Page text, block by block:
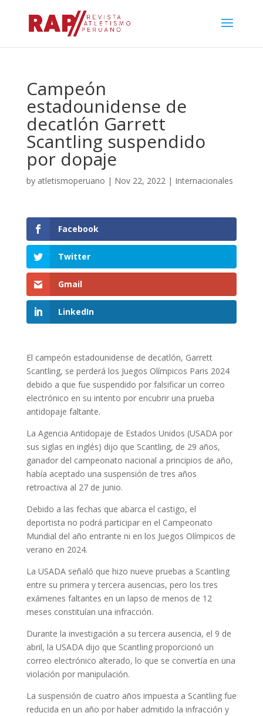
Campeón
estadounidense de
decatlón Garrett
Scantling suspendido
por dopaje
by atletismoperuano | Nov 22, 2022| Internacionales
Facebook
Twitter
Gmail
LinkedIn
El campeón estadounidense de decatlón, Garrett
Scantling, se perderá los Juegos Olímpicos Paris 2024
debido a que fue suspendido por falsificar un correo
electrónico en su intento por encubrir una prueba
antidopaje faltante.
La Agencia Antidopaje de Estados Unidos (USADA por
sus siglas en inglés) dijo que Scantling, de 29 años,
ganador del campeonato nacional a principios de año,
había aceptado una suspensión de tres años
retroactiva al 27 de junio.
Debido a las fechas que abarca el castigo, el
deportista no podrá participar en el Campeonato
Mundial del año entrante ni en los Juegos Olímpicos de
verano en 2024.
La USADA señaló que hizo nueve pruebas a Scantling
entre su primera y tercera ausencias, pero los tres
exámenes faltantes en un lapso de menos de 12
meses constituían una infracción.
Durante la investigación a su tercera ausencia, el 9 de
abril, la USADA dijo que Scantling proporcionó un
correo electrónico alterado, lo que se convertía en una
violación por manipulación.
La suspensión de cuatro años impuesta a Scantling fue
reducida en un año por haber admitido la infracción y